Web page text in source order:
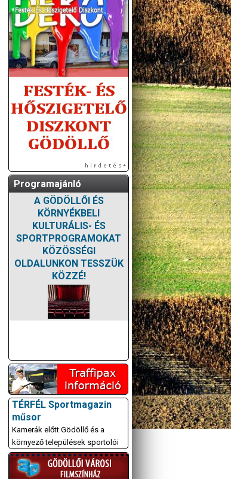
Programajánló
A GÖDÖLLŐI ÉS
KÖRNYÉKBELI
KULTURÁLIS- ÉS
SPORTPROGRAMOKAT
KÖZÖSSÉGI
OLDALUNKON TESSZÜK
KÖZZÉ!
TÉRFÉL Sportmagazin
műsor
Kamerák előtt Gödöllő és a
környező települések sportolói